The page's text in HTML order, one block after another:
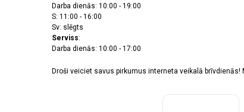
Darba dienās: 10:00 - 19:00
S: 11:00 - 16:00
Sv: slēgts
Serviss:
Darba dienās: 10:00 - 17:00
Droši veiciet savus pirkumus interneta veikalā